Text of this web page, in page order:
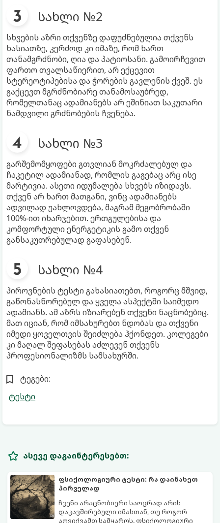
სახლი №2
სხვების აზრი თქვენზე დაფუძნებულია თქვენს
ხასიათზე, კერძოდ კი იმაზე, რომ ხართ
თანამგრძნობი, ღია და პატიოსანი. გამოირჩევით
ფართო თვალსაწიერით, არ ექცევით
სტერეოტიპებისა და ჭორების გავლენის ქვეშ. ეს
გაქცევთ მგრძნობიარე თანამოსაუბრედ,
რომელთანაც ადამიანებს არ ეშინიათ საკუთარი
ნამდვილი გრძნობების ჩვენება.
სახლი №3
გარშემომყოფები გთვლიან მოკრძალებულ და
ჩაკეტილ ადამიანად, რომლის გაგებაც არც ისე
მარტივია. ასეთი იდუმალება სხვებს იზიდავს.
თქვენ არ ხართ მათგანი, ვინც ადამიანებს
ადვილად უახლოვდება, მაგრამ მეგობრობაში
100%-ით იხარჯებით. ერთგულებისა და
კომფორტული ენერგეტიკის გამო თქვენ
განსაკუთრებულად გაფასებენ.
სახლი №4
პიროვნების ტესტი გახასიათებთ, როგორც მშვიდ,
გაწონასწორებულ და ყველა ასპექტში საიმედო
ადამიანს. ამ აზრს იზიარებენ თქვენი ნაცნობებიც.
მათ იციან, რომ იმსახურებთ ნდობას და თქვენი
იმედი ყოველთვის შეიძლება ჰქონდეთ. კოლეგები
კი მაღალ შეფასებას აძლევენ თქვენს
პროფესიონალიზმს სამსახურში.
ტეგები:
ტესტი
ასევე დაგაინტერესებთ:
ფსიქოლოგიური ტესტი: რა დაინახეთ
პირველად
ჩვენი არაცნობიერი საოცრად არის
დაკავშირებული იმასთან, თუ როგორ
აღვიქვამთ სამყაროს. ფსიქოლოგიური